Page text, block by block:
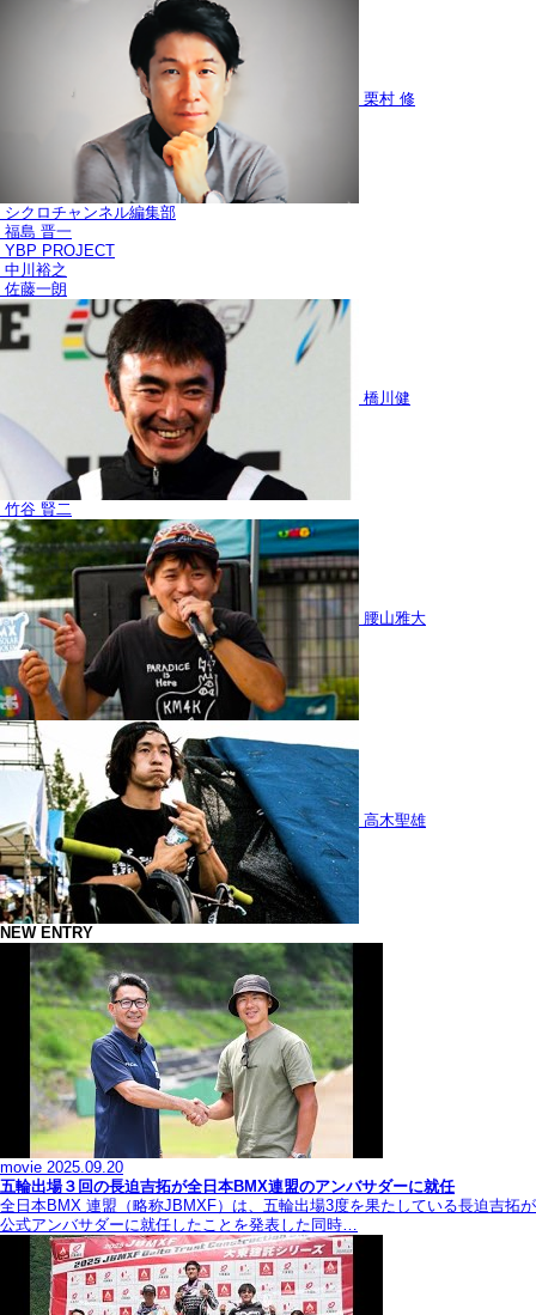
栗村 修
シクロチャンネル編集部
福島 晋一
YBP PROJECT
中川裕之
佐藤一朗
橋川健
竹谷 賢二
腰山雅大
高木聖雄
NEW ENTRY
movie 2025.09.20
五輪出場３回の長迫吉拓が全日本BMX連盟のアンバサダーに就任
全日本BMX 連盟（略称JBMXF）は、五輪出場3度を果たしている長迫吉拓が
公式アンバサダーに就任したことを発表した同時…